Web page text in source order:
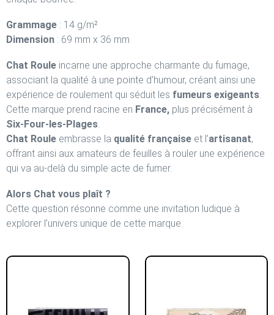
Grammage : 14 g/m²
Dimension : 69 mm x 36 mm
Chat Roule incarne une approche charmante du fumage,
associant la qualité à une pointe d’humour, créant ainsi une
expérience de roulement qui séduit les fumeurs exigeants.
Cette marque prend racine en France, plus précisément à
Six-Four-les-Plages.
Chat Roule embrasse la qualité française et l’artisanat,
offrant ainsi aux amateurs de feuilles à rouler une expérience
qui va au-delà du simple acte de fumer.
Alors Chat vous plaît ?
Cette question résonne comme une invitation ludique à
explorer l’univers unique de cette marque.